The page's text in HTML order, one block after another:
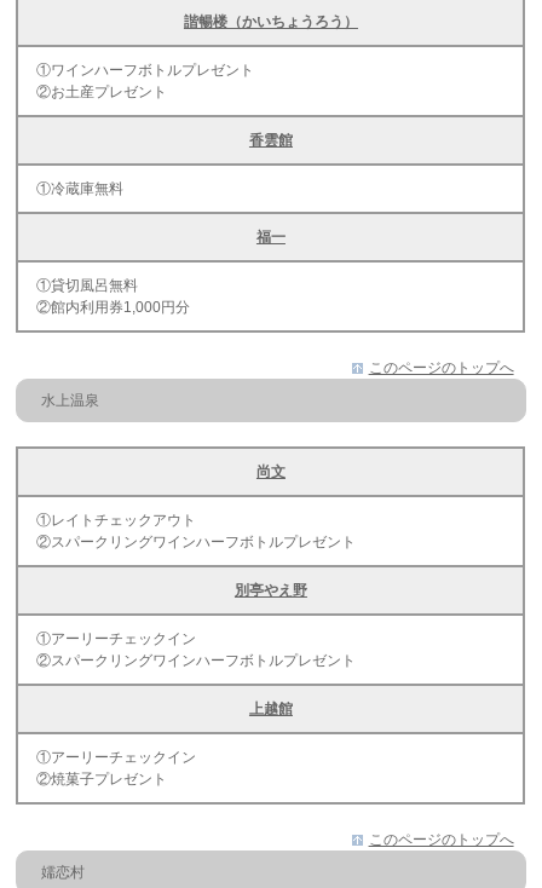
諧暢楼（かいちょうろう）
①ワインハーフボトルプレゼント
②お土産プレゼント
香雲館
①冷蔵庫無料
福一
①貸切風呂無料
②館内利用券1,000円分
このページのトップへ
水上温泉
尚文
①レイトチェックアウト
②スパークリングワインハーフボトルプレゼント
別亭やえ野
①アーリーチェックイン
②スパークリングワインハーフボトルプレゼント
上越館
①アーリーチェックイン
②焼菓子プレゼント
このページのトップへ
嬬恋村